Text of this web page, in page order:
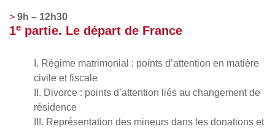
9h – 12h30
1e partie. Le départ de France
I. Régime matrimonial : points d’attention en matière
civile et fiscale
II. Divorce : points d’attention liés au changement de
résidence
III. Représentation des mineurs dans les donations et